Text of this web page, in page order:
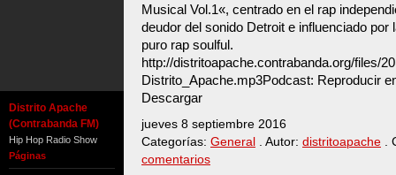
Distrito Apache
(Contrabanda FM)
Hip Hop Radio Show
Páginas
Musical Vol.1«, centrado en el rap
deudor del sonido Detroit e influenciado por
puro rap soulful.
http://distritoapache.contrabanda.org/files/
Distrito_Apache.mp3Podcast: Reproducir
Descargar
jueves 8 septiembre 2016
Categorías: General . Autor: distritoapache .
comentarios